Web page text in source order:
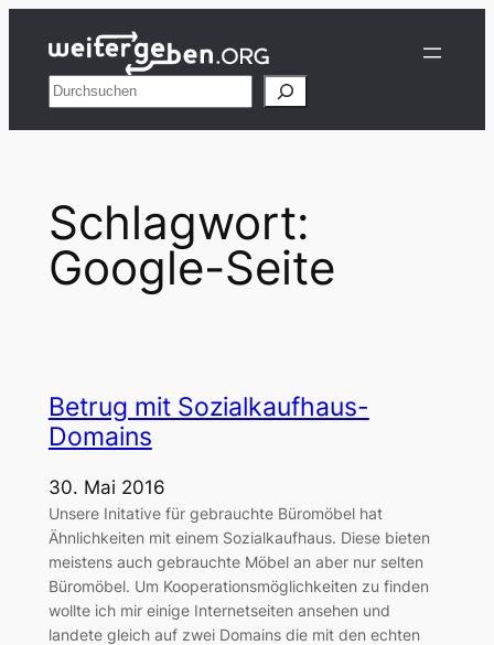
Inhalt
springenSuchen
Schlagwort:
Google-Seite
Betrug mit Sozialkaufhaus-
Domains
30. Mai 2016
Unsere Initative für gebrauchte Büromöbel hat
Ähnlichkeiten mit einem Sozialkaufhaus. Diese bieten
meistens auch gebrauchte Möbel an aber nur selten
Büromöbel. Um Kooperationsmöglichkeiten zu finden
wollte ich mir einige Internetseiten ansehen und
landete gleich auf zwei Domains die mit den echten